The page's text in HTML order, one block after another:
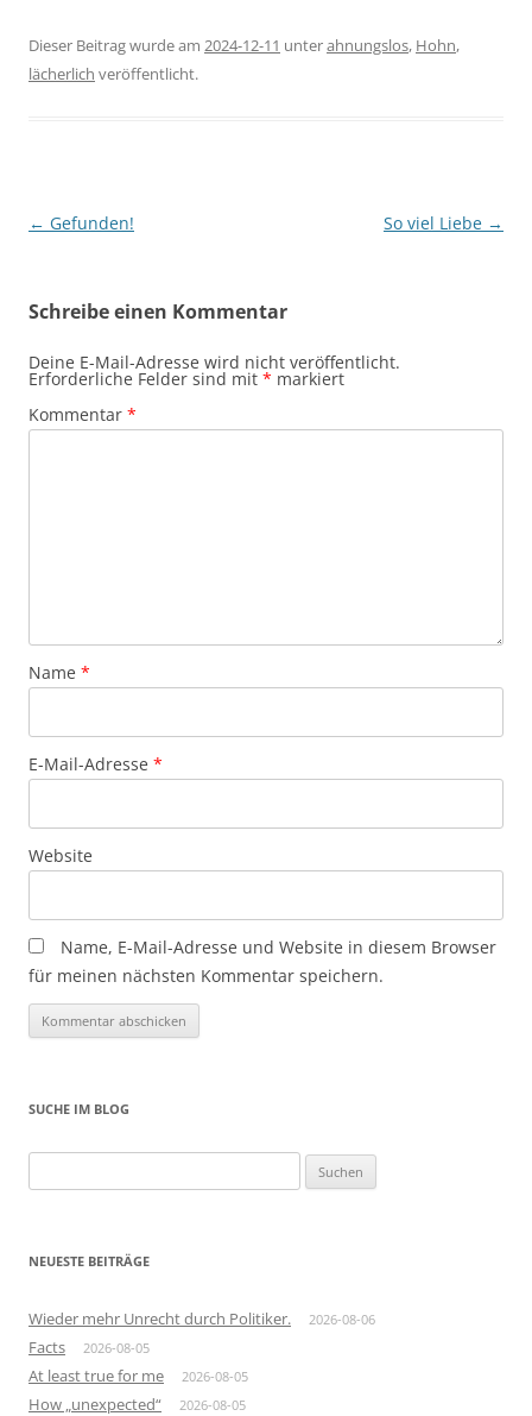
Dieser Beitrag wurde am 2024-12-11 unterahnungslos, Hohn,
lächerlich veröffentlicht.
Beitragsnavigation
← Gefunden! So viel Liebe →
Schreibe einen Kommentar
Deine E-Mail-Adresse wird nicht veröffentlicht.
Erforderliche Felder sind mit * markiert
Kommentar *
Name *
E-Mail-Adresse *
Website
Name, E-Mail-Adresse und Website in diesem Browser
für meinen nächsten Kommentar speichern.
SUCHE IM BLOG
nach:
NEUESTE BEITRÄGE
Wieder mehr Unrecht durch Politiker. 2026-08-06
Facts 2026-08-05
At least true for me 2026-08-05
How „unexpected“ 2026-08-05